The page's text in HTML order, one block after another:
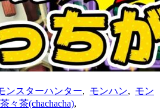
ンスターハンター モンハン
モン
茶々茶(chachacha)